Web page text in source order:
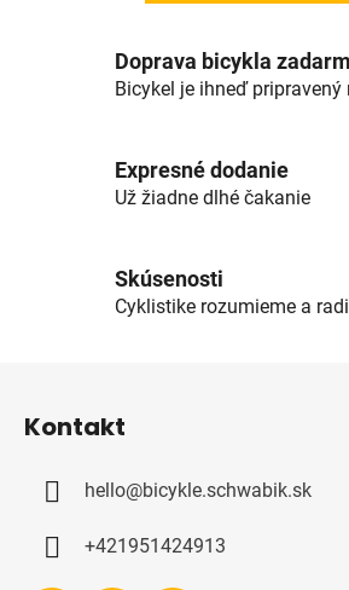
Doprava bicykla
Bicykel je ihneď pripravený
Expresné dodanie
Už žiadne dlhé čakanie
Skúsenosti
Cyklistike rozumieme a
Kontakt
hello@bicykle.schwabik.sk
+421951424913